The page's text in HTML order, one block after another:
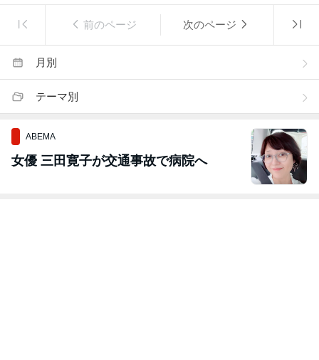
前のページ 次のページ
月別
テーマ別
ABEMA
女優 三田寛子が交通事故で病院へ